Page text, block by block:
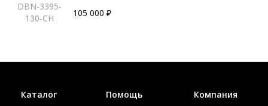
DBN-3395-
130-CH
105 000 ₽
Каталог
Помощь
Компания